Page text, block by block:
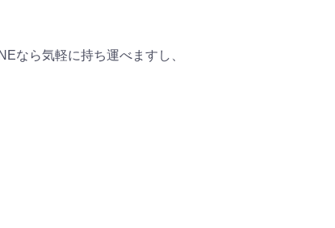
なら気軽に持ち運べますし、